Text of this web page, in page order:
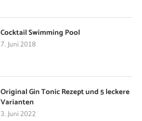
Cocktail Swimming Pool
7. Juni 2018
Original Gin Tonic Rezept und 5 leckere
Varianten
3. Juni 2022